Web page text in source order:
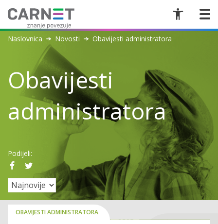
Naslovnica Novosti Obavijesti administratora
Obavijesti
administratora
Podijeli:
OBAVIJESTI ADMINISTRATORA